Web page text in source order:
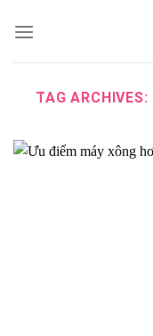
TAG ARCHIVES: